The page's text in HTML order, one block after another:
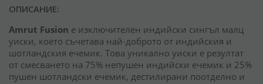
ОПИСАНИЕ:
Amrut Fusion е изключителен индийски сингъл малц
уиски, което съчетава най-доброто от индийския и
шотландския ечемик. Това уникално уиски е резултат
от смесването на 75% непушен индийски ечемик и 25%
пушен шотландски ечемик, дестилирани поотделно и